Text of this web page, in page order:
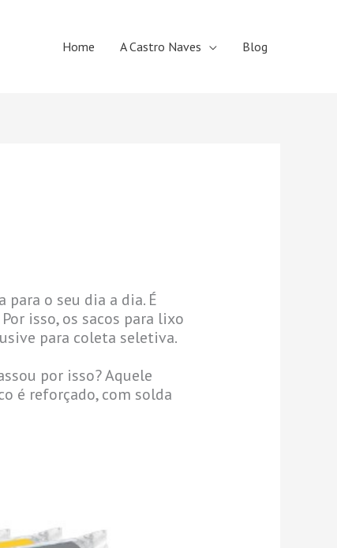
Home A Castro Naves Blog
o seu dia a dia. É
isso, os sacos para lixo
para coleta seletiva.
por isso? Aquele
é reforçado, com solda